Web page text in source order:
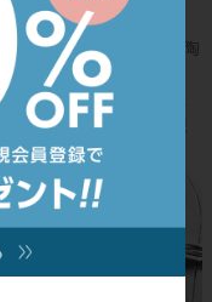
佐見焼の作り手「菊祥陶
、口当たりを良く見た
な手仕事によって、使